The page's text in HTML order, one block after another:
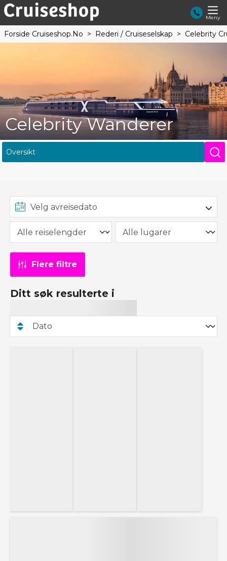
Meny
Forside Cruiseshop.no Rederi / Cruiseselskap Celebrity
Celebrity Wanderer
Oversikt
Flere filtre
Ditt søk resulterte i